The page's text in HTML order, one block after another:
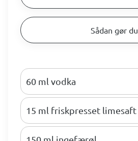
Sådan gør du
60 ml vodka
15 ml friskpresset limesaft